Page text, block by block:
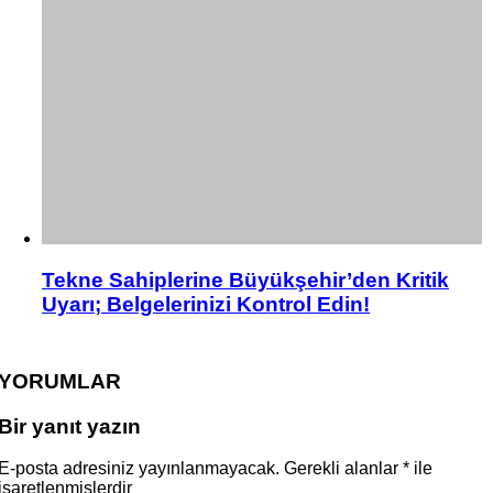
Tekne Sahiplerine Büyükşehir’den Kritik
Uyarı; Belgelerinizi Kontrol Edin!
yanıt yazın
posta adresiniz yayınlanmayacak. Gerekli alanlar * ile